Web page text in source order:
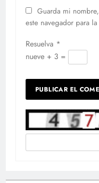
Guarda mi
este navegador para
Resuelva *
nueve + 3 =